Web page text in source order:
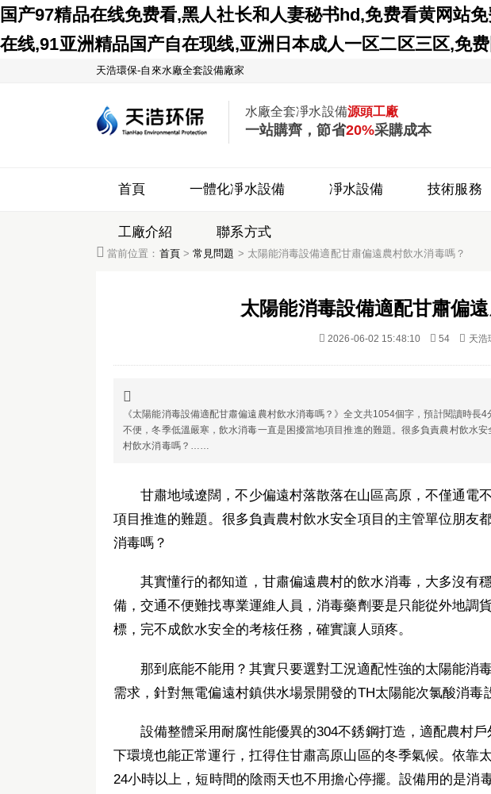
国产97精品在线免费看,黑人社长和人妻秘书hd,免费看黄网站
在线,91亚洲精品国产自在现线,亚洲日本成人一区二区三区,免
天浩環保-自來水廠全套設備廠家
水廠全套凈水設備源頭工廠
一站購齊，節省20%采購成本
首頁 一體化凈水設備 凈水設備 技術服務
工廠介紹 聯系方式
 當前位置： 首頁>常見問題 > 太陽能消毒設備適配甘肅偏遠農村飲水消毒嗎？
太陽能消毒設備適配甘肅偏
 2026-06-02 15:48:10  54  天浩

《太陽能消毒設備適配甘肅偏遠農村飲水消毒嗎？》全文共1054個字，預計閱讀時
不便，冬季低溫嚴寒，飲水消毒一直是困擾當地項目推進的難題。很多負責農村飲水
村飲水消毒嗎？……
甘肅地域遼闊，不少偏遠村落散落在山區高原，不僅通電
項目推進的難題。很多負責農村飲水安全項目的主管單位朋友
消毒嗎？
其實懂行的都知道，甘肅偏遠農村的飲水消毒，大多沒有
備，交通不便難找專業運維人員，消毒藥劑要是只能從外地調
標，完不成飲水安全的考核任務，確實讓人頭疼。
那到底能不能用？其實只要選對工況適配性強的太陽能消
需求，針對無電偏遠村鎮供水場景開發的TH太陽能次氯酸消毒
設備整體采用耐腐性能優異的304不銹鋼打造，適配農村
下環境也能正常運行，扛得住甘肅高原山區的冬季氣候。依靠
24小時以上，短時間的陰雨天也不用擔心停擺。設備用的是消